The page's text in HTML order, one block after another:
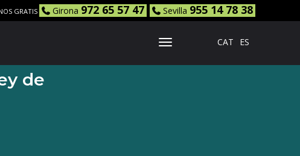
GRATIS Girona 972 65 57 47 Sevilla 955 14 78 38
Toggle Navigation
ES
CAT
de